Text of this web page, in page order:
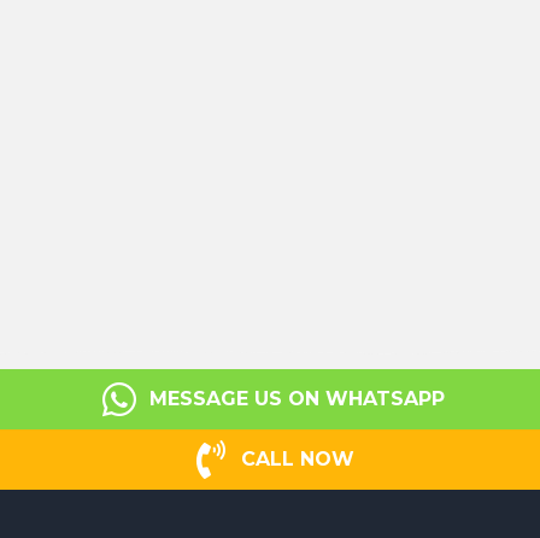
MESSAGE US ON WHATSAPP
CALL NOW